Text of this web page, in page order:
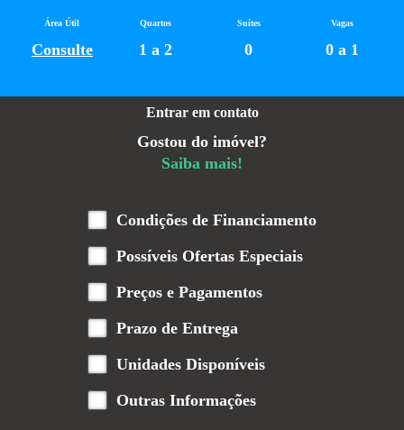
Entrar em contato
Gostou do imóvel?
Saiba mais!
Condições de Financiamento
Possíveis Ofertas Especiais
Preços e Pagamentos
Prazo de Entrega
Unidades Disponíveis
Outras Informações
Área Útil
Consulte
Quartos
1 a 2
Suítes
0
Vagas
0 a 1